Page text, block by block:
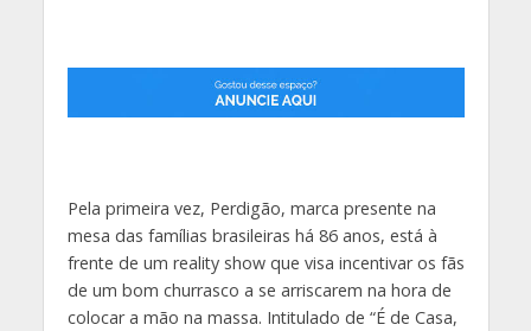
Pela primeira vez, Perdigão, marca presente na
mesa das famílias brasileiras há 86 anos, está à
frente de um reality show que visa incentivar os fãs
de um bom churrasco a se arriscarem na hora de
colocar a mão na massa. Intitulado de “É de Casa,